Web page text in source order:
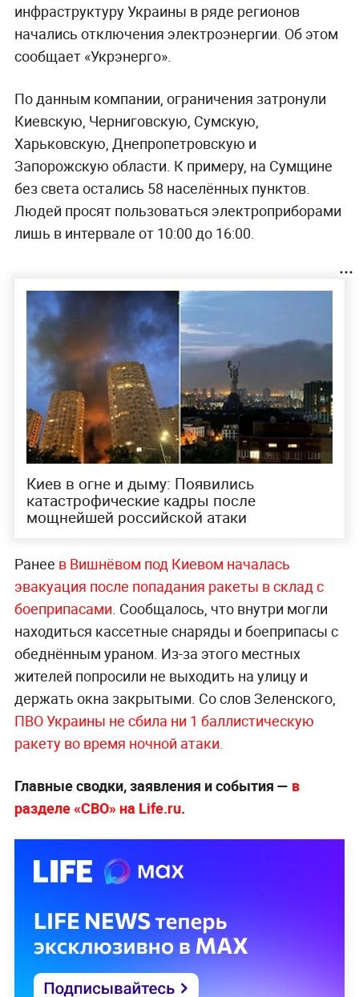
инфраструктуру Украины в ряде регионов
начались отключения электроэнергии. Об этом
сообщает «Укрэнерго».
По данным компании, ограничения затронули
Киевскую, Черниговскую, Сумскую,
Харьковскую, Днепропетровскую и
Запорожскую области. К примеру, на Сумщине
без света остались 58 населённых пунктов.
Людей просят пользоваться электроприборами
лишь в интервале от 10:00 до 16:00.
Киев в огне и дыму: Появились
катастрофические кадры после
мощнейшей российской атаки
Ранее в Вишнёвом под Киевом началась
эвакуация после попадания ракеты в склад с
боеприпасами . Сообщалось, что внутри могли
находиться кассетные снаряды и боеприпасы с
обеднённым ураном. Из-за этого местных
жителей попросили не выходить на улицу и
держать окна закрытыми. Со слов Зеленского,
ПВО Украины не сбила ни 1 баллистическую
ракету во время ночной атаки.
Главные сводки, заявления и события — в
разделе «СВО» на Life.ru.